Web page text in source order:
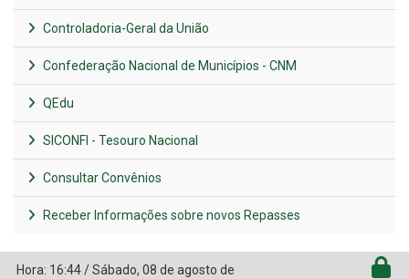
Controladoria-Geral da União
Confederação Nacional de Municípios - CNM
QEdu
SICONFI - Tesouro Nacional
Consultar Convênios
Receber Informações sobre novos Repasses
Hora: 16:44/Sábado, 08 de agosto de